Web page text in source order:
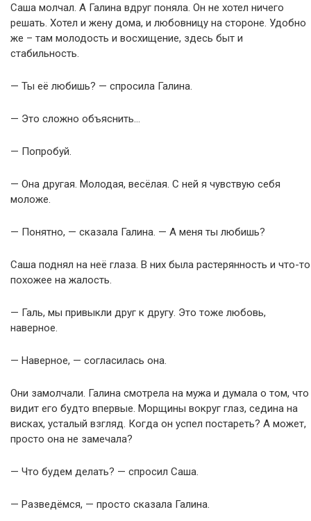
Саша молчал. А Галина вдруг поняла. Он не хотел ничего
решать. Хотел и жену дома, и любовницу на стороне. Удобно
же – там молодость и восхищение, здесь быт и
стабильность.
— Ты её любишь? — спросила Галина.
— Это сложно объяснить…
— Попробуй.
— Она другая. Молодая, весёлая. С ней я чувствую себя
моложе.
— Понятно, — сказала Галина. — А меня ты любишь?
Саша поднял на неё глаза. В них была растерянность и что-то
похожее на жалость.
— Галь, мы привыкли друг к другу. Это тоже любовь,
наверное.
— Наверное, — согласилась она.
Они замолчали. Галина смотрела на мужа и думала о том, что
видит его будто впервые. Морщины вокруг глаз, седина на
висках, усталый взгляд. Когда он успел постареть? А может,
просто она не замечала?
— Что будем делать? — спросил Саша.
— Разведёмся, — просто сказала Галина.